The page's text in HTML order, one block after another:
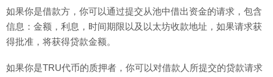
如果你是借款方，你可以通过提交从池中借出资金的请求，包含
信息：金额，利息，时间期限以及以太坊收款地址，如果请求获
得批准，将获得贷款金额。
如果你是TRU代币的质押者，你可以对借款人所提交的贷款请求